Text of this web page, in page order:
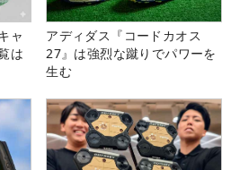
ャ
は
アディダス『コードカオス
27』は強烈な蹴りでパワーを
生む